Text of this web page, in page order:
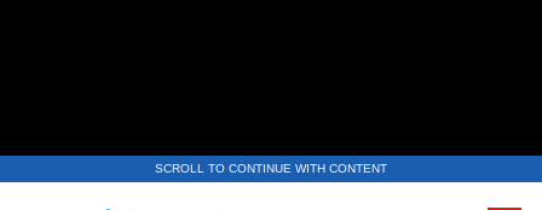
SCROLL TO CONTINUE WITH CONTENT